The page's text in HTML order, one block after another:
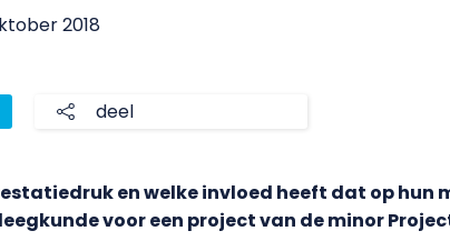
2018
deel
en welke invloed heeft dat op hun
voor een project van de minor